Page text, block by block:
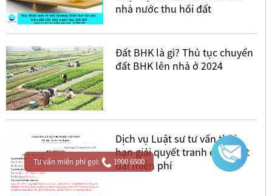
nhà nước thu hồi đất
Đất BHK là gì? Thủ tục chuyển
đất BHK lên nhà ở 2024
Dịch vụ Luật sư tư vấn thời
hạn giải quyết tranh chấp đất
đai miễn phí
Tư vấn miễn phí gọi: 1900 6500